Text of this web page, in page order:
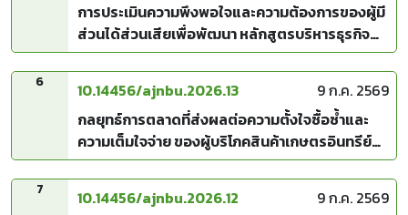
การประเมินความพึงพอใจและความต้องการของผู้มี
ส่วนได้ส่วนเสียเพื่อพัฒนา หลักสูตรบริหารธุรกิจ
บัณฑิต สาขาวิชานวัตกรรมทางการเงินและการ
ลงทุน ให้ตรงตามสมรรถนะยุคดิจิทัล
6 10.14456/ajnbu.2026.13
9 ก.ค. 2569
กลยุทธ์การตลาดที่ส่งผลต่อความตั้งใจซื้อซ้ำและ
ความเต็มใจจ่าย ของผู้บริโภคสินค้าเกษตรอินทรีย์
เขตภาคใต้
7 10.14456/ajnbu.2026.12
9 ก.ค. 2569